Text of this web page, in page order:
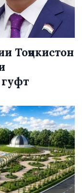
Тоҷикистон